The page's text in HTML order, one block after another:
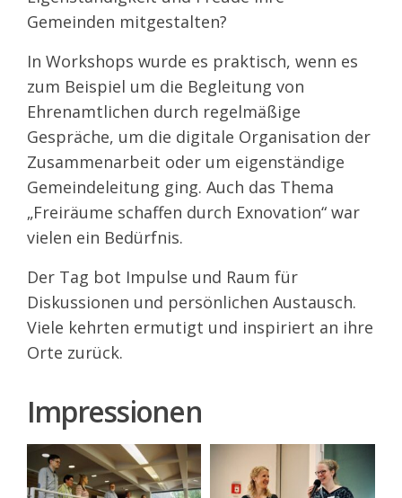
Gemeinden mitgestalten?
In Workshops wurde es praktisch, wenn es
zum Beispiel um die Begleitung von
Ehrenamtlichen durch regelmäßige
Gespräche, um die digitale Organisation der
Zusammenarbeit oder um eigenständige
Gemeindeleitung ging. Auch das Thema
„Freiräume schaffen durch Exnovation“ war
vielen ein Bedürfnis.
Der Tag bot Impulse und Raum für
Diskussionen und persönlichen Austausch.
Viele kehrten ermutigt und inspiriert an ihre
Orte zurück.
Impressionen